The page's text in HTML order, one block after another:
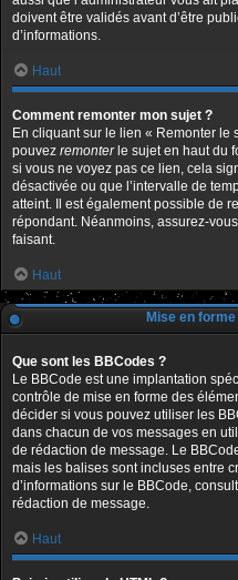
doivent être validés avant d’être
d’informations.
Haut
Comment remonter mon sujet ?
En cliquant sur le lien « Remonter le
pouvez remonterle sujet en haut du
si vous ne voyez pas ce lien, cela
désactivée ou que l’intervalle de
atteint. Il est également possible de
répondant. Néanmoins, assurez-
faisant.
Haut
Mise en
Que sont les BBCodes ?
Le BBCode est une implantation
contrôle de mise en forme des
décider si vous pouvez utiliser les
dans chacun de vos messages en
de rédaction de message. Le
mais les balises sont incluses entre
d’informations sur le BBCode,
rédaction de message.
Haut